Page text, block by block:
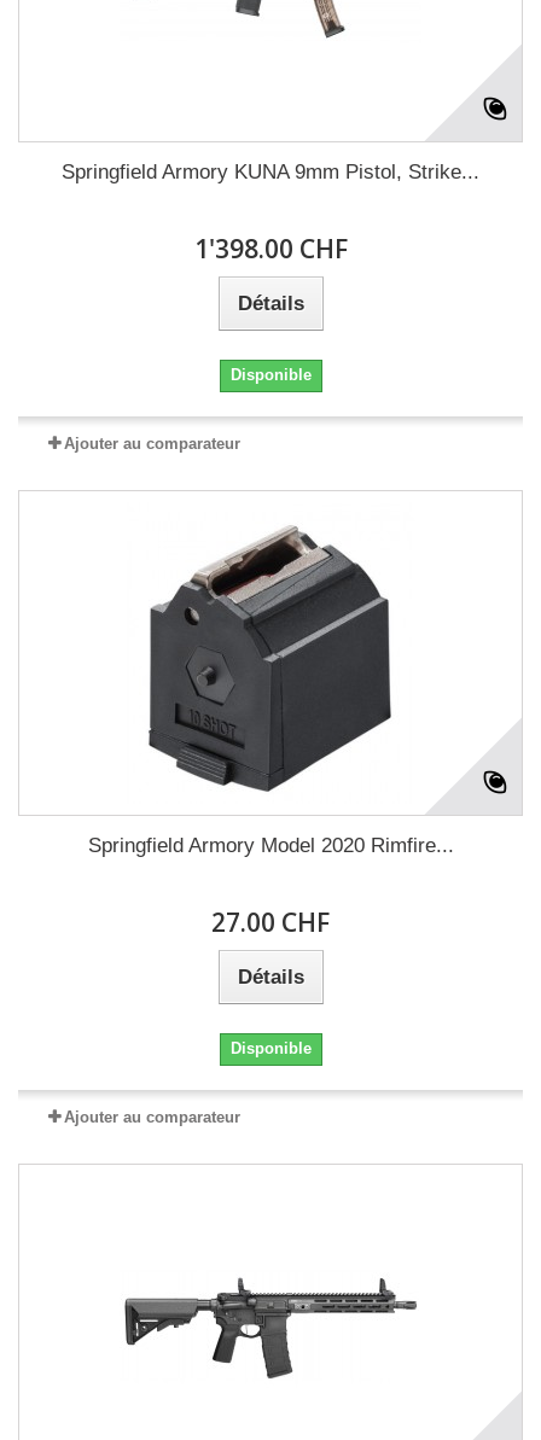
Springfield Armory KUNA 9mm Pistol, Strike...
1'398.00 CHF
Détails
Disponible
Ajouter au comparateur
Springfield Armory Model 2020 Rimfire...
27.00 CHF
Détails
Disponible
Ajouter au comparateur